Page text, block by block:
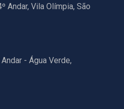
Andar, Vila Olímpia, São
- Água Verde,